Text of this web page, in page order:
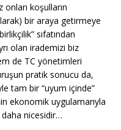
onları koşulların
bir araya getirmeye
sıfatından
olan irademizi biz
de TC yönetimleri
pratik sonucu da,
tam bir “uyum içinde”
ekonomik uygulamarıyla
daha nicesidir…